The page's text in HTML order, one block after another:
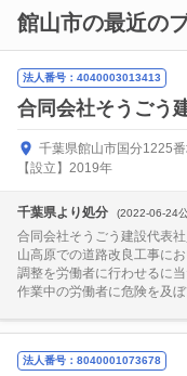
館山市の最近の
法人番号：4040003013413
合同会社そうごう
千葉県館山市国分1225
【設立】2019年
千葉県より処分 (2022-06-24
合同会社そうごう建設代表
山高原での道路改良工事に
調整を労働者に行わせるに
作業中の労働者に危険を及
法人番号：8040001073678